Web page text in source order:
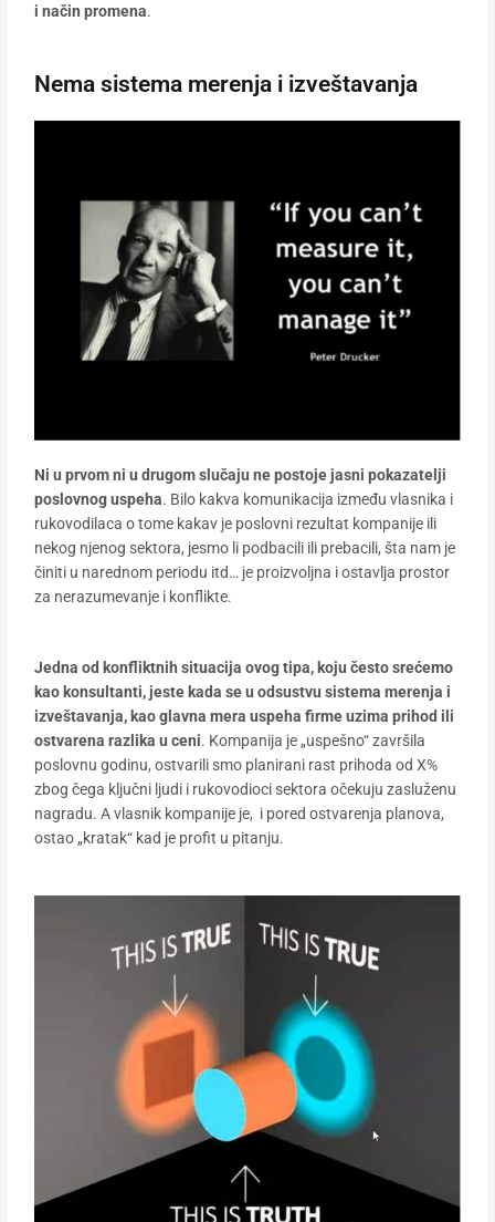
i način promena.
Nema sistema merenja i izveštavanja
Ni u prvom ni u drugom slučaju ne postoje jasni pokazatelji
poslovnog uspeha. Bilo kakva komunikacija između vlasnika i
rukovodilaca o tome kakav je poslovni rezultat kompanije ili
nekog njenog sektora, jesmo li podbacili ili prebacili, šta nam je
činiti u narednom periodu itd… je proizvoljna i ostavlja prostor
za nerazumevanje i konflikte.
Jedna od konfliktnih situacija ovog tipa, koju često srećemo
kao konsultanti, jeste kada se u odsustvu sistema merenja i
izveštavanja, kao glavna mera uspeha firme uzima prihod ili
ostvarena razlika u ceni. Kompanija je „uspešno“ završila
poslovnu godinu, ostvarili smo planirani rast prihoda od X%
zbog čega ključni ljudi i rukovodioci sektora očekuju zasluženu
nagradu. A vlasnik kompanije je, i pored ostvarenja planova,
ostao „kratak“ kad je profit u pitanju.